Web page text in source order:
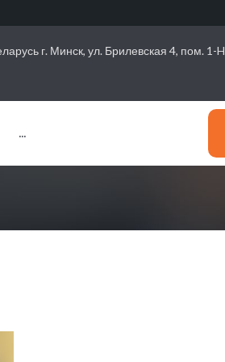
г. Минск, ул. Брилевская 4, пом. 1-H
...